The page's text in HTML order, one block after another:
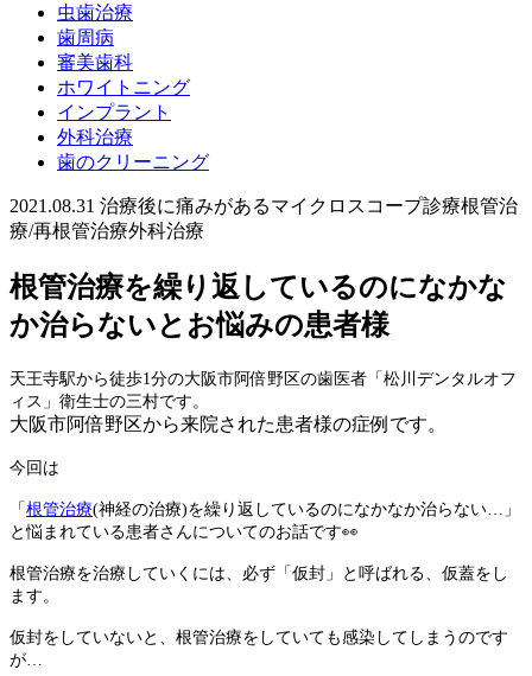
虫歯治療
歯周病
審美歯科
ホワイトニング
インプラント
外科治療
歯のクリーニング
2021.08.31 治療後に痛みがあるマイクロスコープ診療根管治
療/再根管治療外科治療
根管治療を繰り返しているのになかな
か治らないとお悩みの患者様
天王寺駅から徒歩1分の大阪市阿倍野区の歯医者「松川デンタルオフ
ィス」衛生士の三村です。
大阪市阿倍野区から来院された患者様の症例です。
今回は
「 根管治療(神経の治療)を繰り返しているのになかなか治らない… 」
と悩まれている患者さんについてのお話です👀
根管治療を治療していくには、必ず「仮封」と呼ばれる、仮蓋をし
ます。
仮封をしていないと、根管治療をしていても感染してしまうのです
が…